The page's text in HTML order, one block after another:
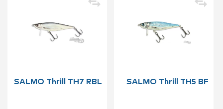
SALMO Thrill TH7 RBL SALMO Thrill TH5 BF